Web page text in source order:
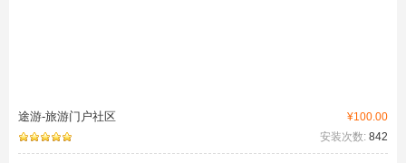
¥100.00
途游-旅游门户社区
安装次数: 842